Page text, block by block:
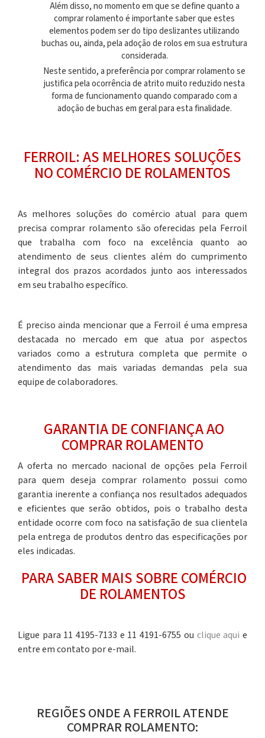
Além disso, no momento em que se define quanto a
comprar rolamento é importante saber que estes
elementos podem ser do tipo deslizantes utilizando
buchas ou, ainda, pela adoção de rolos em sua estrutura
considerada.
Neste sentido, a preferência porcomprar rolamento se
justifica pela ocorrência de atrito muito reduzido nesta
forma de funcionamento quando comparado com a
adoção de buchas em geral para esta finalidade.
FERROIL: AS MELHORES SOLUÇÕES
NO COMÉRCIO DE ROLAMENTOS
As melhores soluções do comércio atual para quem
precisa comprar rolamento são oferecidas pela Ferroil
que trabalha com foco na excelência quanto ao
atendimento de seus clientes além do cumprimento
integral dos prazos acordados junto aos interessados
em seu trabalho específico.
É preciso ainda mencionar que a Ferroil é uma empresa
destacada no mercado em que atua por aspectos
variados como a estrutura completa que permite o
atendimento das mais variadas demandas pela sua
equipe de colaboradores.
GARANTIA DE CONFIANÇA AO
COMPRAR ROLAMENTO
A oferta no mercado nacional de opções pela Ferroil
para quem deseja comprar rolamento possui como
garantia inerente a confiança nos resultados adequados
e eficientes que serão obtidos, pois o trabalho desta
entidade ocorre com foco na satisfação de sua clientela
pela entrega de produtos dentro das especificações por
eles indicadas.
PARA SABER MAIS SOBRE COMÉRCIO
DE ROLAMENTOS
Ligue para 11 4195-7133 e 11 4191-6755 ou clique aqui e
entre em contato por e-mail.
REGIÕES ONDE A FERROIL ATENDE
COMPRAR ROLAMENTO: